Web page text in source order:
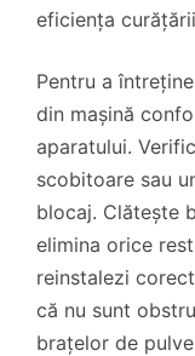
eficiența
Pentru a
din mașină
aparatului.
scobitoare sau
blocaj. Clătește
elimina orice
reinstalezi
că nu sunt
brațelor de